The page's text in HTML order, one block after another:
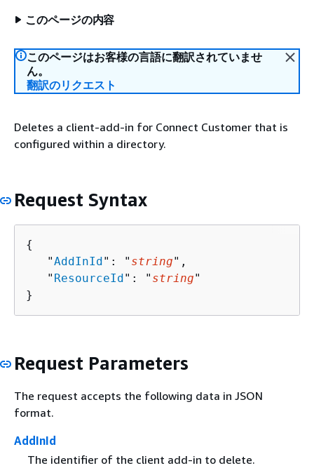
このページの内容
このページはお客様の言語に翻訳されていませ
ん。
翻訳のリクエスト
Deletes a client-add-in for Connect Customer that is
configured within a directory.
Request Syntax
{
   "
AddInId": " string",
   "
ResourceId": " string"
}
Request Parameters
The request accepts the following data in JSON
format.
AddInId
The identifier of the client add-in to delete.